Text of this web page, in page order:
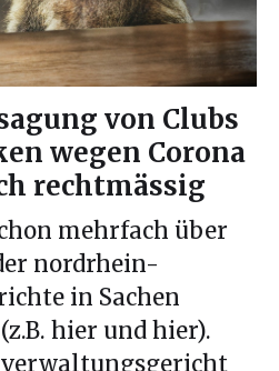
von Clubs
wegen Corona
rechtmässig
mehrfach über
nordrhein-
in Sachen
hier und hier).